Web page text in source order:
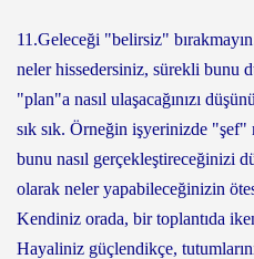
11.Geleceği "belirsiz"
neler hissedersiniz, sürekli bunu
"plan"a nasıl ulaşacağınızı
sık sık. Örneğin işyerinizde
bunu nasıl gerçekleştireceğinizi
olarak neler yapabileceğinizin
Kendiniz orada, bir toplantıda
Hayaliniz güçlendikçe,